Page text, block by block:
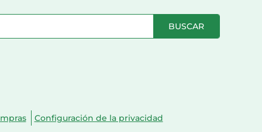
BUSCAR
Configuración de la privacidad